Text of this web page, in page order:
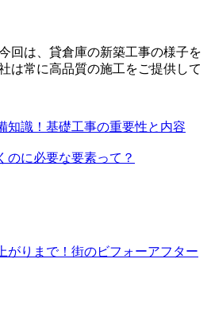
回は、貸倉庫の新築工事の様子を
は常に高品質の施工をご提供して
知識！基礎工事の重要性と内容
のに必要な要素って？
がりまで！街のビフォーアフター